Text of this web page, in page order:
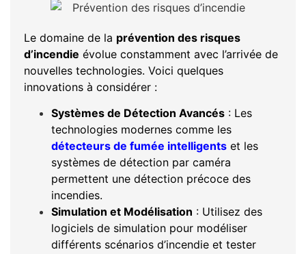
Le domaine de la prévention des risques
d’incendie évolue constamment avec l’arrivée de
nouvelles technologies. Voici quelques
innovations à considérer :
Systèmes de Détection Avancés : Les
technologies modernes comme les
détecteurs de fumée intelligents et les
systèmes de détection par caméra
permettent une détection précoce des
incendies.
Simulation et Modélisation : Utilisez des
logiciels de simulation pour modéliser
différents scénarios d’incendie et tester